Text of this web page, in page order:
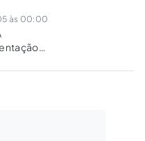
às 00:00
Formas